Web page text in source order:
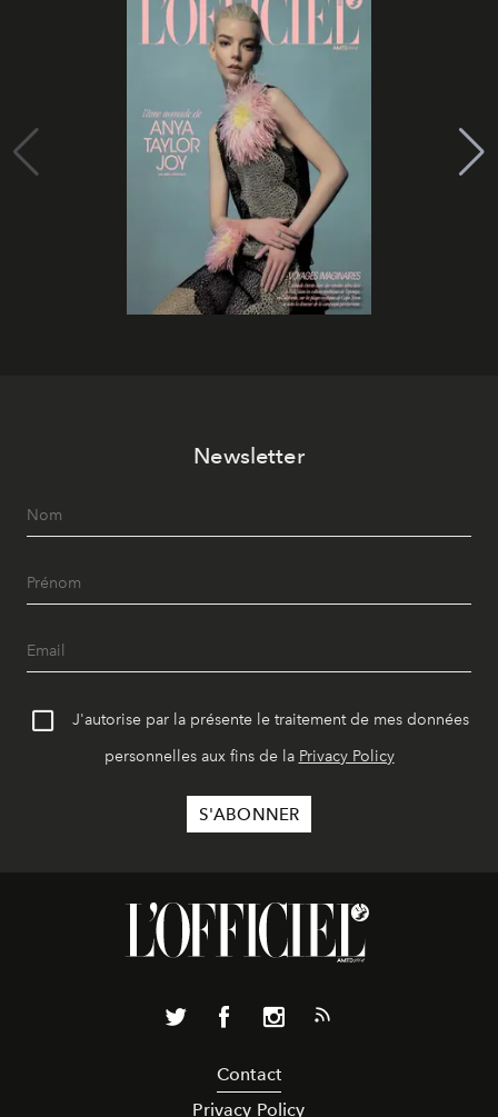
Newsletter
J'autorise par la présente le traitement de mes données
personnelles aux fins de la Privacy Policy
Contact
Privacy Policy